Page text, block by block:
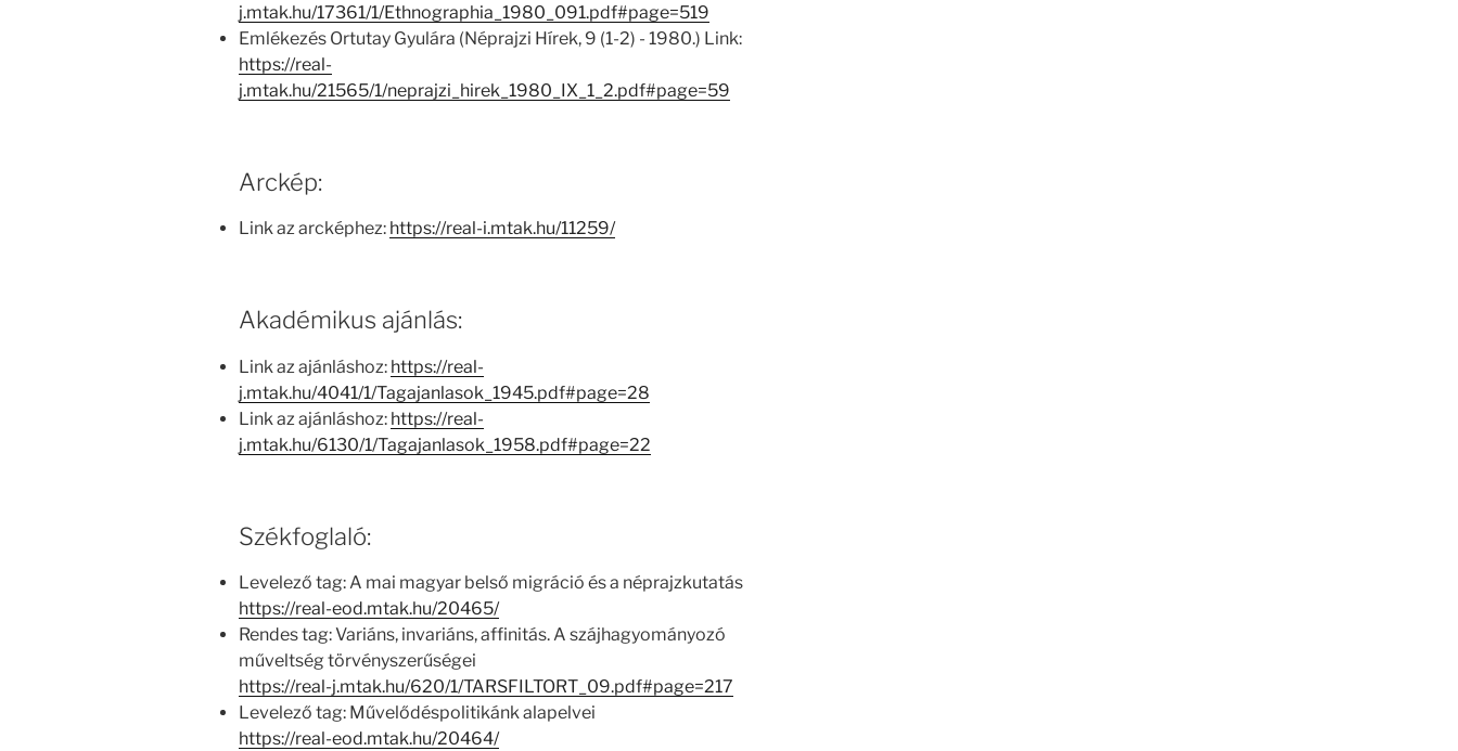
j.mtak.hu/17361/1/Ethnographia_1980_091.pdf#page=519
Emlékezés Ortutay Gyulára (Néprajzi Hírek, 9 (1-2) - 1980.) Link:
https://real-
j.mtak.hu/21565/1/neprajzi_hirek_1980_IX_1_2.pdf#page=59
Arckép:
Link az arcképhez: https://real-i.mtak.hu/11259/
Akadémikus ajánlás:
Link az ajánláshoz: https://real-
j.mtak.hu/4041/1/Tagajanlasok_1945.pdf#page=28
Link az ajánláshoz: https://real-
j.mtak.hu/6130/1/Tagajanlasok_1958.pdf#page=22
Székfoglaló:
Levelező tag: A mai magyar belső migráció és a néprajzkutatás
https://real-eod.mtak.hu/20465/
Rendes tag: Variáns, invariáns, affinitás. A szájhagyományozó
műveltség törvényszerű­ségei
https://real-j.mtak.hu/620/1/TARSFILTORT_09.pdf#page=217
Levelező tag: Művelődéspolitikánk alapelvei
https://real-eod.mtak.hu/20464/